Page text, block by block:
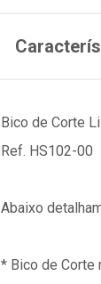
Bico de Corte
Ref. HS102-00
Abaixo
* Bico de Corte